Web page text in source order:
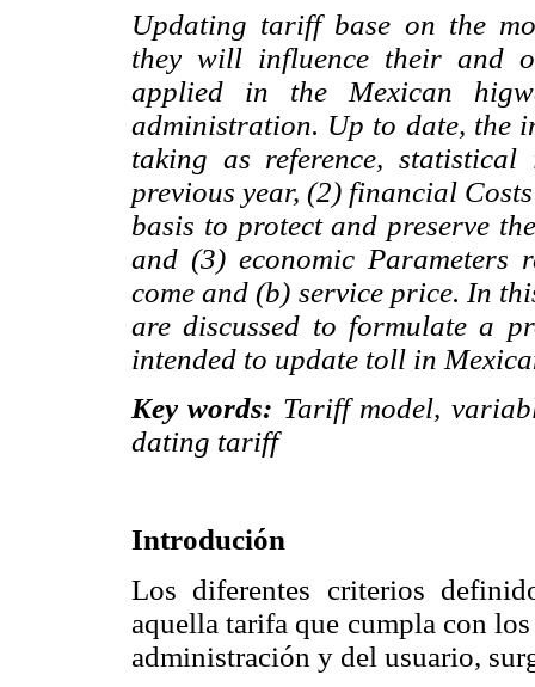
Updating tariff base on the
they will influence their and
applied in the Mexican
administration. Up to date, the
taking as reference,
previous year, (2) financial
basis to protectand preserve
and (3) economic Parameters
come and (b) service price. In
are discussed to formulate a
intended to update toll in
Key words: Tariff model,
dating tariff
Introdución
Los diferentes criterios
aquella tarifa que cumpla con
administración y del usuario,